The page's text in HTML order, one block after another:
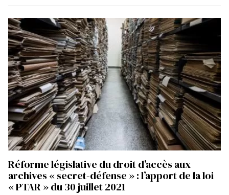
Réforme législative du droit d’accès aux
archives « secret-défense » : l’apport de la loi
« PTAR » du 30 juillet 2021